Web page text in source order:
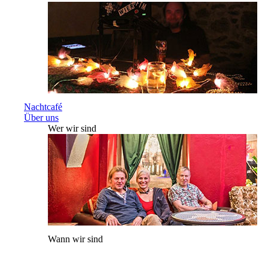
Nachtcafé
Über uns
Wer wir sind
Wann wir sind